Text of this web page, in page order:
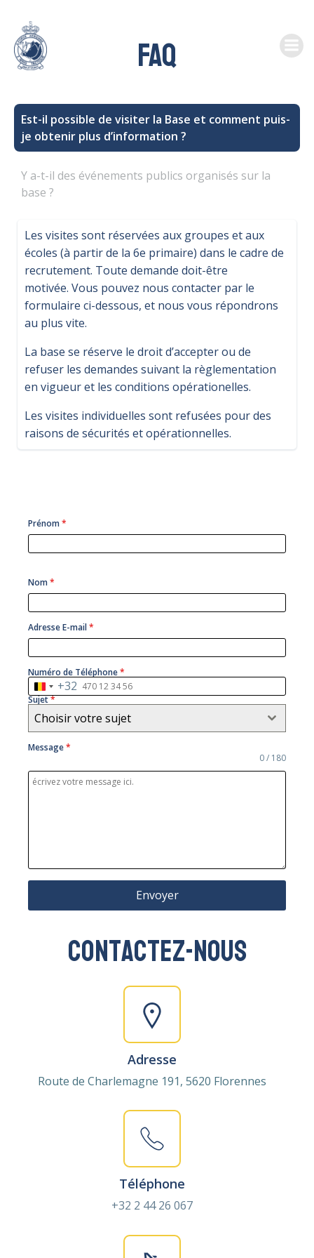
content
FAQ
Est-il possible de visiter la Base et comment puis-
je obtenir plus d’information ?
Y a-t-il des événements publics organisés sur la
base ?
Les visites sont réservées aux groupes et aux
écoles (à partir de la 6e primaire) dans le cadre de
recrutement. Toute demande doit-être
motivée. Vous pouvez nous contacter par le
formulaire ci-dessous, et nous vous répondrons
au plus vite.
La base se réserve le droit d’accepter ou de
refuser les demandes suivant la règlementation
en vigueur et les conditions opérationelles.
Les visites individuelles sont refusées pour des
raisons de sécurités et opérationnelles.
Prénom*
Nom*
Adresse E-mail*
Numéro de Téléphone*
Belgium
+32
+32
Sujet*
Choisir votre sujet
Message*
0 / 180
Envoyer
Contactez-nous
Adresse
Route de Charlemagne 191, 5620 Florennes
Téléphone
+32 2 44 26 067